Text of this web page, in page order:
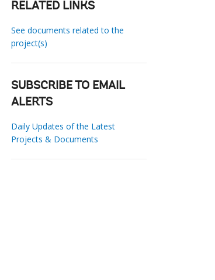
RELATED LINKS
See documents related to the
project(s)
SUBSCRIBE TO EMAIL
ALERTS
Daily Updates of the Latest
Projects & Documents